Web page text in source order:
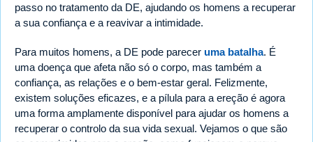
passo no tratamento da DE, ajudando os homens a recuperar
a sua confiança e a reavivar a intimidade.
Para muitos homens, a DE pode parecer uma batalha. É
uma doença que afeta não só o corpo, mas também a
confiança, as relações e o bem-estar geral. Felizmente,
existem soluções eficazes, e a pílula para a ereção é agora
uma forma amplamente disponível para ajudar os homens a
recuperar o controlo da sua vida sexual. Vejamos o que são